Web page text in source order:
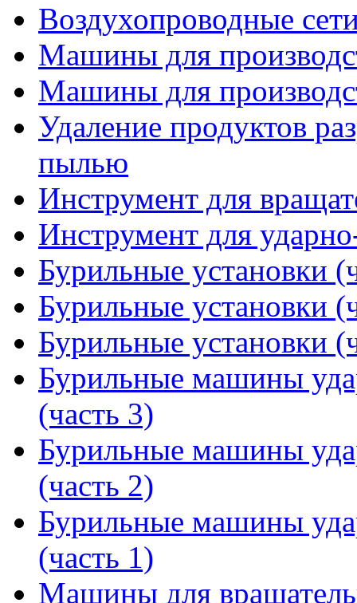
Воздухопроводные
Машины для
Машины для
Удаление продуктов
пылью
Инструмент для
Инструмент для
Бурильные установки
Бурильные установки
Бурильные установки
Бурильные машины
(часть 3)
Бурильные машины
(часть 2)
Бурильные машины
(часть 1)
Машины для